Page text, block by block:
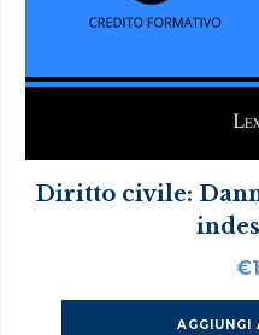
Diritto civile:
€
AGGIUNGI